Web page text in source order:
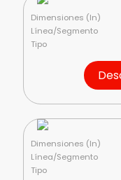
Dimensiones (In)
Línea/Segmento
Tipo
Dimensiones (In)
Línea/Segmento
Tipo